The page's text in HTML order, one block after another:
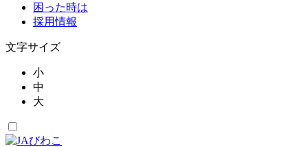
困った時は
採用情報
文字サイズ
小
中
大